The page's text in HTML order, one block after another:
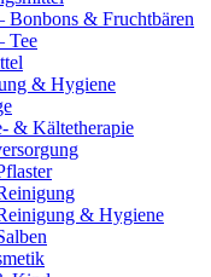
Bonbons & Fruchtbären
Tee
& Hygiene
& Kältetherapie
& Hygiene